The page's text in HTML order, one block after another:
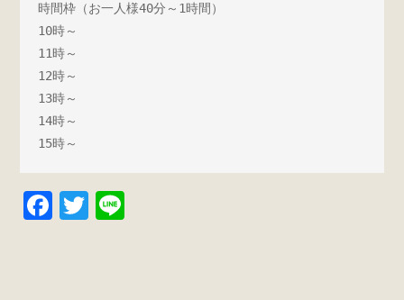
時間枠（お一人様40分～1時間）
10時～
11時～
12時～
13時～
14時～
15時～
F
T